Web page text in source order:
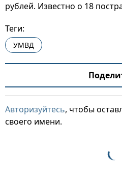
рублей. Известно о 18
Теги:
УМВД
Авторизуйтесь, чтобы
своего имени.